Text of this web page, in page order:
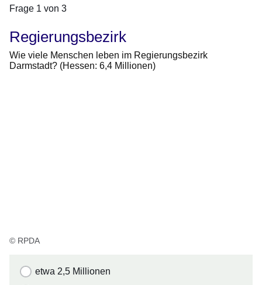
Frage 1 von 3
Regierungsbezirk
Wie viele Menschen leben im Regierungsbezirk
Darmstadt? (Hessen: 6,4 Millionen)
© RPDA
etwa 2,5 Millionen